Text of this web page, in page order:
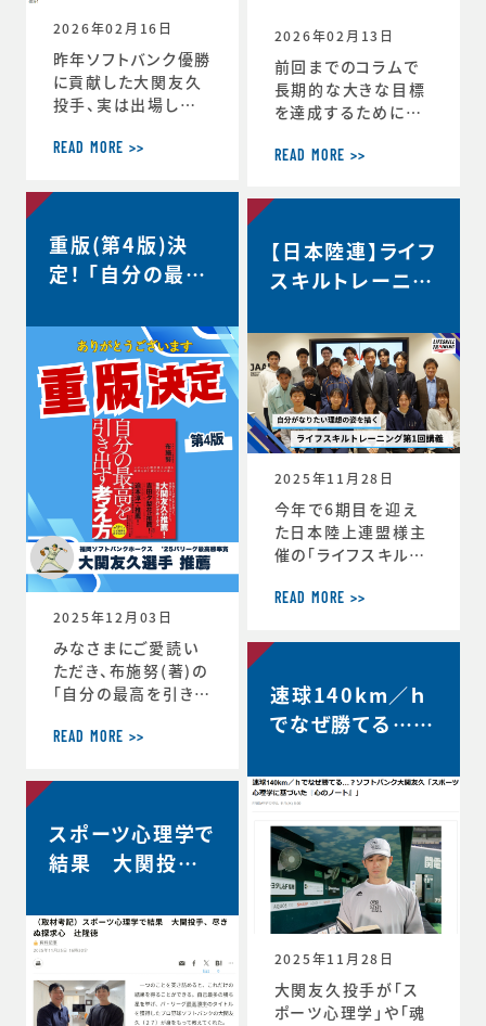
2026年02月16日
昨年ソフトバンク優勝
に貢献した大関友久
投手、実は出場した
ーで、たくさんの印象
ていました。時事通信
け、大関選手のコメン
トの「真意」をスポー
ツ心理学の視点から、
た内容がこちらの記
事にまとめられてい
ます。大関選手の布施
の1年間の取組みの
中身が見えてくると
思います。ぜひリンク
からご覧ください。・
言語化で生じる再現
性・何にフォーカスす
READ MORE >>
2026年02月13日
前回までのコラムで
長期的な大きな目標
を達成するためにCS
がらその時々の適切
との重要性を話して
バランスを理解するこ
とのメリットはそれだ
けにとどまりません。
ビジネスにおいても
瞬時に判断が求めら
れるような状況が
度々起こりますが、 C
S バランスを意識し
てその時できる最高
のことにチャレンジす
る習慣が身につくと、
困難などんな状況下
READ MORE >>
重版(第4版)決
定！ 「自分の最高
方」
2025年12月03日
みなさまにご愛読い
ただき、布施努(著)の
「自分の最高を引き出
ツ心理学博士が語る
の違い」は、続々と重
決定しました。第4版
からの帯には、ソフト
バンクホークス大関
葉もいただいていま
す！この本が、より多く
のみなさまのお役に
立つことができれば
と願っております。■
READ MORE >>
【日本陸連】ライフ
スキルトレーニン
ンタビュー＜自分
がなりたい理想の
姿を描く＞
2025年11月28日
今年で6期目を迎え
た日本陸上連盟様主
催の「ライフスキルト
トしています。第6期
3名、3年生2名、4年
tps://www.jaaf.o
r.jp/news/articl
e/22881/）が受講生
ます。第一回のトレー
ニングの様子や受講
者のインタビューが
掲載されました。htt
ps://www.jaaf.or.
jp/news/a
READ MORE >>
スポーツ心理学で
結果 大関投手、
日新聞デジタル】
速球140km／ｈ
でなぜ勝てる…？
友久「野球はアー
トとサイエンスで
す」【FRIDAY…
2025年11月28日
大関友久投手が「ス
ポーツ心理学」や「魂